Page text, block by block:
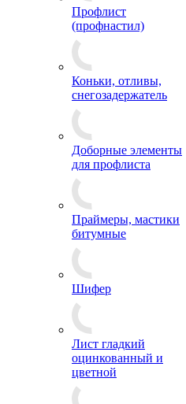
Профлист
(профнастил)
Коньки, отливы,
снегозадержатель
Доборные элементы
для профлиста
Праймеры, мастики
битумные
Шифер
Лист гладкий
оцинкованный и
цветной